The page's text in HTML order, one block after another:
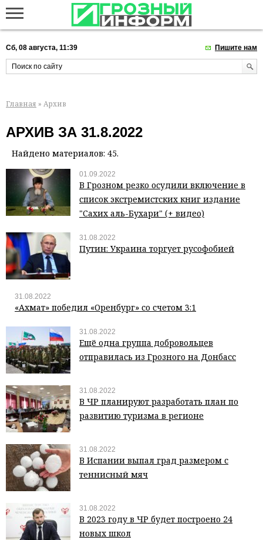
Сб, 08 августа, 11:39 Пишите нам
Главная » Архив
АРХИВ ЗА 31.8.2022
Найдено материалов: 45.
01.09.2022
В Грозном резко осудили включение в
список экстремистских книг издание
"Сахих аль-Бухари" (+ видео)
31.08.2022
Путин: Украина торгует русофобией
31.08.2022
«Ахмат» победил «Оренбург» со счетом 3:1
31.08.2022
Ещё одна группа добровольцев
отправилась из Грозного на Донбасс
31.08.2022
В ЧР планируют разработать план по
развитию туризма в регионе
31.08.2022
В Испании выпал град размером с
теннисный мяч
31.08.2022
В 2023 году в ЧР будет построено 24
новых школ